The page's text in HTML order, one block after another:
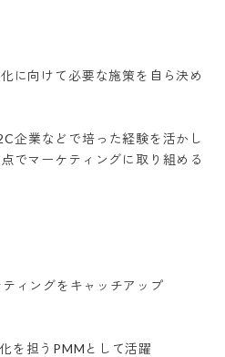
に向けて必要な施策を自ら決め
企業などで培った経験を活かし
でマーケティングに取り組める
ィングをキャッチアップ
を担うPMMとして活躍